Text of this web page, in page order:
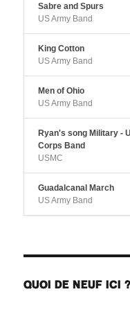
Sabre and Spurs
US Army Band
King Cotton
US Army Band
Men of Ohio
US Army Band
Ryan's song Military -
Corps Band
USMC
Guadalcanal March
US Army Band
QUOI DE NEUF ICI ?